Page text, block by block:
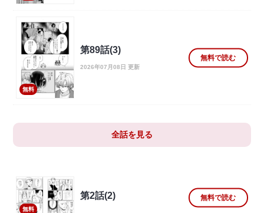
無料
第89話(3)
2026年07月08日 更新
無料で読む
全話を見る
無料
第2話(2) 無料で読む